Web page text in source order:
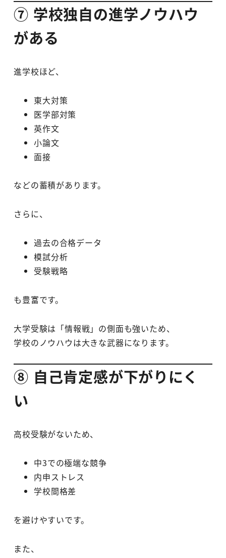
⑦ 学校独自の進学ノウハウ
がある
進学校ほど、
東大対策
医学部対策
英作文
小論文
面接
などの蓄積があります。
さらに、
過去の合格データ
模試分析
受験戦略
も豊富です。
大学受験は「情報戦」の側面も強いため、
学校のノウハウは大きな武器になります。
⑧ 自己肯定感が下がりにく
い
高校受験がないため、
中3での極端な競争
内申ストレス
学校間格差
を避けやすいです。
また、